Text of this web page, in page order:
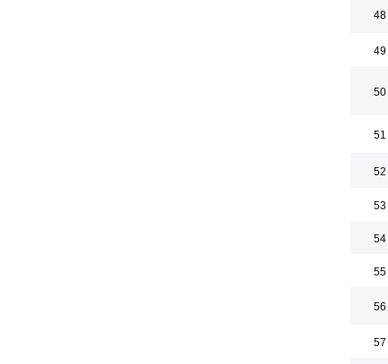
48
49
50
51
52
53
54
55
56
57